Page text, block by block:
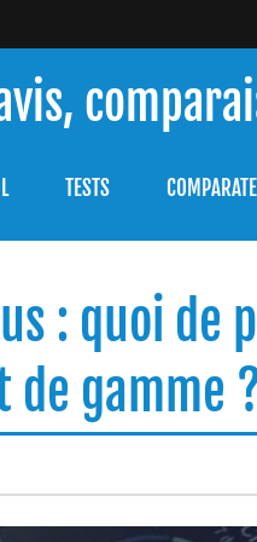
TESTS
: quoi de
gamme